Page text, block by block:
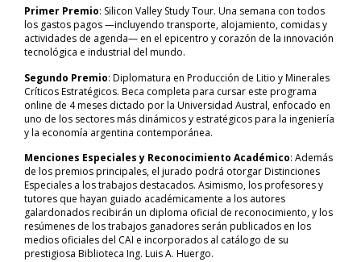
Primer Premio: Silicon Valley Study Tour. Una semana con todos
los gastos pagos —incluyendo transporte, alojamiento, comidas y
actividades de agenda— en el epicentro y corazón de la innovación
tecnológica e industrial del mundo.
Segundo Premio: Diplomatura en Producción de Litio y Minerales
Críticos Estratégicos. Beca completa para cursar este programa
online de 4 meses dictado por la Universidad Austral, enfocado en
uno de los sectores más dinámicos y estratégicos para la ingeniería
y la economía argentina contemporánea.
Menciones Especiales y Reconocimiento Académico: Además
de los premios principales, el jurado podrá otorgar Distinciones
Especiales a los trabajos destacados. Asimismo, los profesores y
tutores que hayan guiado académicamente a los autores
galardonados recibirán un diploma oficial de reconocimiento, y los
resúmenes de los trabajos ganadores serán publicados en los
medios oficiales del CAI e incorporados al catálogo de su
prestigiosa Biblioteca Ing. Luis A. Huergo.